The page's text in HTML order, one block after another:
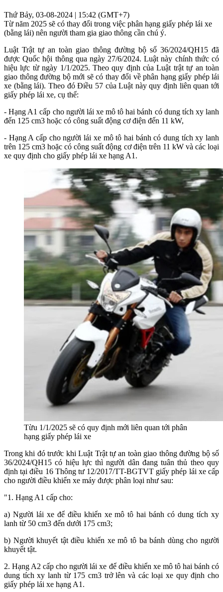
Thứ Bảy, 03-08-2024 | 15:42 (GMT+7)
Từ năm 2025 sẽ có thay đổi trong việc phân hạng giấy phép lái xe
(bằng lái) nên người tham gia giao thông cần chú ý.
Luật Trật tự an toàn giao thông đường bộ số 36/2024/QH15 đã
được Quốc hội thông qua ngày 27/6/2024. Luật này chính thức có
hiệu lực từ ngày 1/1/2025. Theo quy định của Luật trật tự an toàn
giao thông đường bộ mới sẽ có thay đổi về phân hạng giấy phép lái
xe (bằng lái). Theo đó Điều 57 của Luật này quy định liên quan tới
giấy phép lái xe, cụ thể:
- Hạng A1 cấp cho người lái xe mô tô hai bánh có dung tích xy lanh
đến 125 cm3 hoặc có công suất động cơ điện đến 11 kW,
- Hạng A cấp cho người lái xe mô tô hai bánh có dung tích xy lanh
trên 125 cm3 hoặc có công suất động cơ điện trên 11 kW và các loại
xe quy định cho giấy phép lái xe hạng A1.
Từu 1/1/2025 sẽ có quy định mới liên quan tới phân
hạng giấy phép lái xe
Trong khi đó trước khi Luật Trật tự an toàn giao thông đường bộ số
36/2024/QH15 có hiệu lực thì người dân đang tuân thủ theo quy
định tại điều 16 Thông tư 12/2017/TT-BGTVT giấy phép lái xe cấp
cho người điều khiển xe máy được phân loại như sau:
"1. Hạng A1 cấp cho:
a) Người lái xe để điều khiển xe mô tô hai bánh có dung tích xy
lanh từ 50 cm3 đến dưới 175 cm3;
b) Người khuyết tật điều khiển xe mô tô ba bánh dùng cho người
khuyết tật.
2. Hạng A2 cấp cho người lái xe để điều khiển xe mô tô hai bánh có
dung tích xy lanh từ 175 cm3 trở lên và các loại xe quy định cho
giấy phép lái xe hạng A1.